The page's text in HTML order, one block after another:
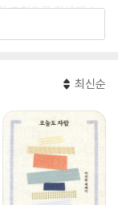
초청으로 전세계 순
감독, 작창가, 연출
제 최고여배우상, 더
다. 창작 판소리 「구
추물/살인」 「이방인
람』은 그의 첫 책이
최신순